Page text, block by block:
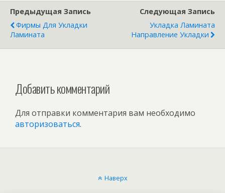
Предыдущая Запись
Фирмы Для Укладки
Ламината
Следующая Запись
Укладка Ламината
Направление Укладки
Добавить комментарий
Для отправки комментария вам необходимо
авторизоваться.
Наверх